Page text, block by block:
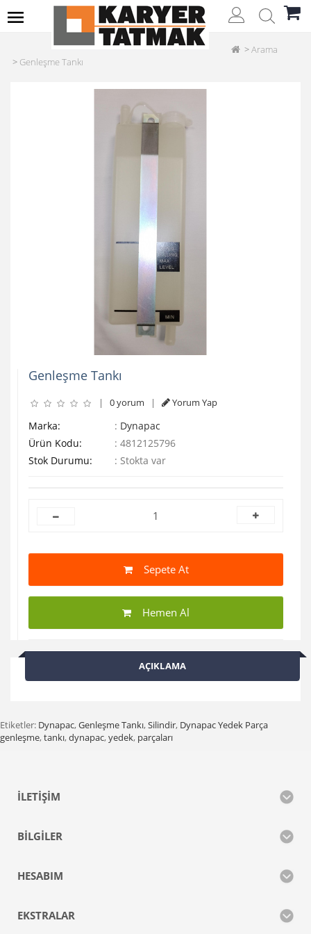
Arama
Genleşme Tankı
Genleşme Tankı
| 0 yorum | Yorum Yap
Marka: : Dynapac
Ürün Kodu:
: 4812125796
Stok Durumu:
: Stokta var
Sepete At
Hemen Al
AÇIKLAMA
Etiketler: Dynapac,Genleşme Tankı,Silindir, Dynapac Yedek Parça
genleşme,tankı,dynapac,yedek, parçaları
İLETIŞIM
BILGILER
HESABIM
EKSTRALAR